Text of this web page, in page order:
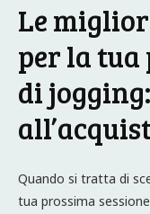
Le
per la tua
di
Quando si tratta di
tua prossima